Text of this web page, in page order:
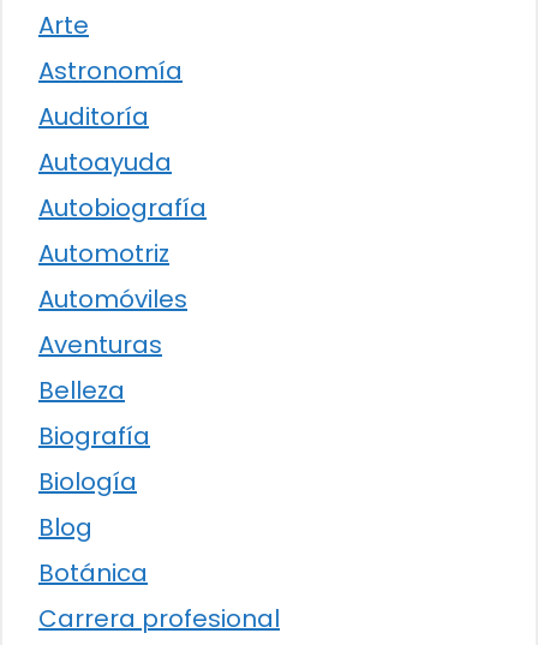
Arte
Astronomía
Auditoría
Autoayuda
Autobiografía
Automotriz
Automóviles
Aventuras
Belleza
Biografía
Biología
Blog
Botánica
Carrera profesional